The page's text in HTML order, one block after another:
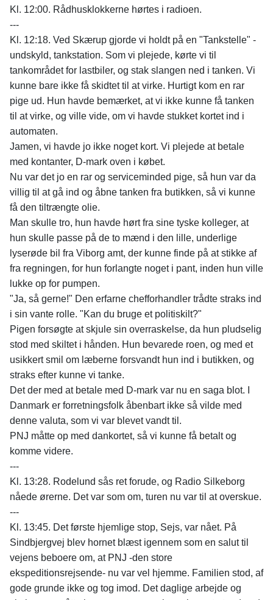
Kl. 12:00. Rådhusklokkerne hørtes i radioen.
---
Kl. 12:18. Ved Skærup gjorde vi holdt på en "Tankstelle" -
undskyld, tankstation. Som vi plejede, kørte vi til
tankområdet for lastbiler, og stak slangen ned i tanken. Vi
kunne bare ikke få skidtet til at virke. Hurtigt kom en rar
pige ud. Hun havde bemærket, at vi ikke kunne få tanken
til at virke, og ville vide, om vi havde stukket kortet ind i
automaten.
Jamen, vi havde jo ikke noget kort. Vi plejede at betale
med kontanter, D-mark oven i købet.
Nu var det jo en rar og serviceminded pige, så hun var da
villig til at gå ind og åbne tanken fra butikken, så vi kunne
få den tiltrængte olie.
Man skulle tro, hun havde hørt fra sine tyske kolleger, at
hun skulle passe på de to mænd i den lille, underlige
lyserøde bil fra Viborg amt, der kunne finde på at stikke af
fra regningen, for hun forlangte noget i pant, inden hun ville
lukke op for pumpen.
"Ja, så gerne!" Den erfarne chefforhandler trådte straks ind
i sin vante rolle. "Kan du bruge et politiskilt?"
Pigen forsøgte at skjule sin overraskelse, da hun pludselig
stod med skiltet i hånden. Hun bevarede roen, og med et
usikkert smil om læberne forsvandt hun ind i butikken, og
straks efter kunne vi tanke.
Det der med at betale med D-mark var nu en saga blot. I
Danmark er forretningsfolk åbenbart ikke så vilde med
denne valuta, som vi var blevet vandt til.
PNJ måtte op med dankortet, så vi kunne få betalt og
komme videre.
---
Kl. 13:28. Rodelund sås ret forude, og Radio Silkeborg
nåede ørerne. Det var som om, turen nu var til at overskue.
---
Kl. 13:45. Det første hjemlige stop, Sejs, var nået. På
Sindbjergvej blev hornet blæst igennem som en salut til
vejens beboere om, at PNJ -den store
ekspeditionsrejsende- nu var vel hjemme. Familien stod, af
gode grunde ikke og tog imod. Det daglige arbejde og